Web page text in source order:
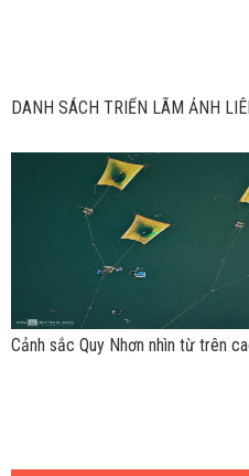
DANH SÁCH TRIỂN LÃM ẢNH
Cảnh sắc Quy Nhơn nhìn từ trên